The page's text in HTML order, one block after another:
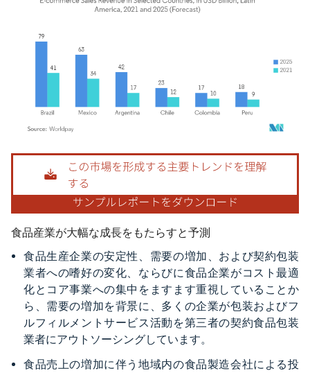
画像 © Mordor Intelligence。再利用にはCC BY 4.0の表示が必要です。
食品産業が大幅な成長をもたらすと予測
食品生産企業の安定性、需要の増加、および契約包装
業者への嗜好の変化、ならびに食品企業がコスト最適
化とコア事業への集中をますます重視していることか
ら、需要の増加を背景に、多くの企業が包装およびフ
ルフィルメントサービス活動を第三者の契約食品包装
業者にアウトソーシングしています。
食品売上の増加に伴う地域内の食品製造会社による投